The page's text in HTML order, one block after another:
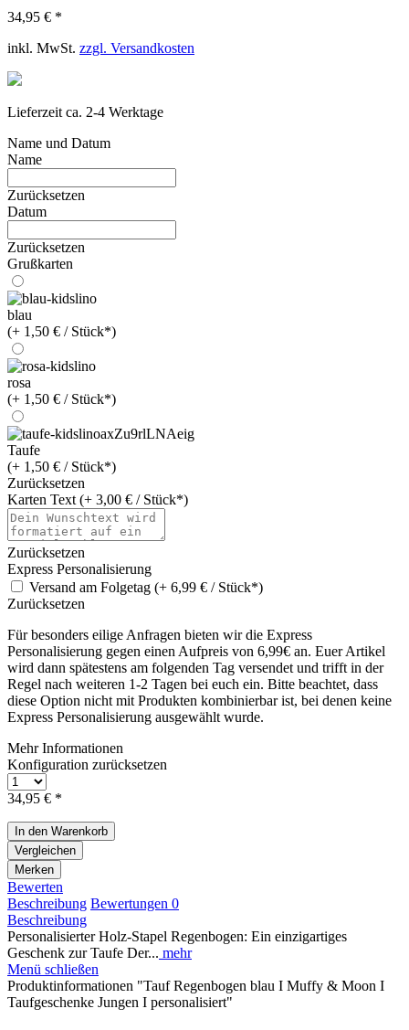
34,95 € *
inkl. MwSt. zzgl. Versandkosten
Lieferzeit ca. 2-4 Werktage
Name und Datum
Name
Zurücksetzen
Datum
Zurücksetzen
Grußkarten
blau
(+ 1,50 € / Stück*)
rosa
(+ 1,50 € / Stück*)
Taufe
(+ 1,50 € / Stück*)
Zurücksetzen
Karten Text (+ 3,00 € / Stück*)
Zurücksetzen
Express Personalisierung
Versand am Folgetag (+ 6,99 € / Stück*)
Zurücksetzen
Für besonders eilige Anfragen bieten wir die Express
Personalisierung gegen einen Aufpreis von 6,99€ an. Euer Artikel
wird dann spätestens am folgenden Tag versendet und trifft in der
Regel nach weiteren 1-2 Tagen bei euch ein. Bitte beachtet, dass
diese Option nicht mit Produkten kombinierbar ist, bei denen keine
Express Personalisierung ausgewählt wurde.
Mehr Informationen
Konfiguration zurücksetzen
34,95 € *
In den Warenkorb
Vergleichen
Merken
Bewerten
Beschreibung Bewertungen 0
Beschreibung
Personalisierter Holz-Stapel Regenbogen: Ein einzigartiges
Geschenk zur Taufe Der... mehr
Menü schließen
Produktinformationen "Tauf Regenbogen blau I Muffy & Moon I
Taufgeschenke Jungen I personalisiert"